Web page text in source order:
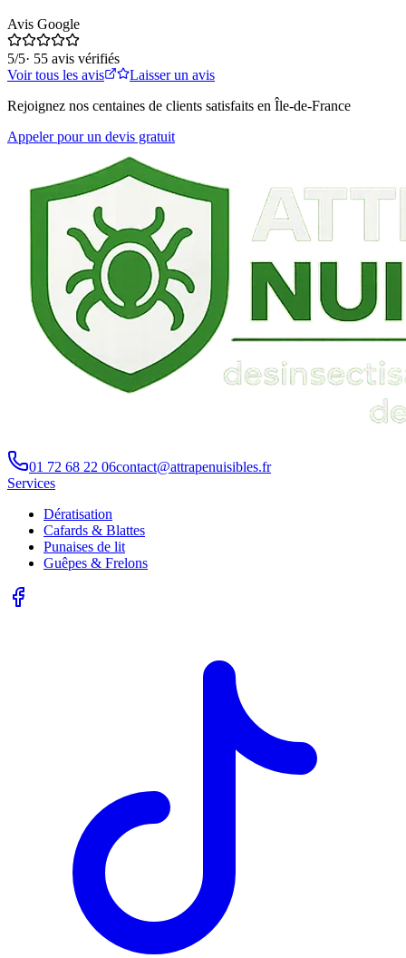
Avis Google
5/5· 55 avis vérifiés
Voir tous les avis
Laisser un avis
Rejoignez nos centaines de clients satisfaits en Île-de-France
Appeler pour un devis gratuit
01 72 68 22 06contact@attrapenuisibles.fr
Services
Dératisation
Cafards & Blattes
Punaises de lit
Guêpes & Frelons